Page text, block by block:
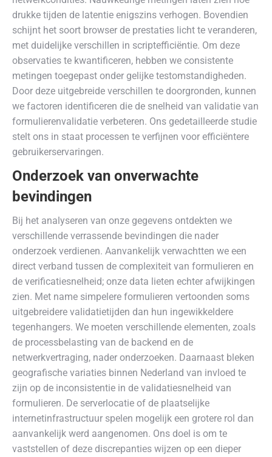
drukke tijden de latentie enigszins verhogen. Bovendien
schijnt het soort browser de prestaties licht te veranderen,
met duidelijke verschillen in scriptefficiëntie. Om deze
observaties te kwantificeren, hebben we consistente
metingen toegepast onder gelijke testomstandigheden.
Door deze uitgebreide verschillen te doorgronden, kunnen
we factoren identificeren die de snelheid van validatie van
formulierenvalidatie verbeteren. Ons gedetailleerde studie
stelt ons in staat processen te verfijnen voor efficiëntere
gebruikerservaringen.
Onderzoek van onverwachte
bevindingen
Bij het analyseren van onze gegevens ontdekten we
verschillende verrassende bevindingen die nader
onderzoek verdienen. Aanvankelijk verwachtten we een
direct verband tussen de complexiteit van formulieren en
de verificatiesnelheid; onze data lieten echter afwijkingen
zien. Met name simpelere formulieren vertoonden soms
uitgebreidere validatietijden dan hun ingewikkeldere
tegenhangers. We moeten verschillende elementen, zoals
de processbelasting van de backend en de
netwerkvertraging, nader onderzoeken. Daarnaast bleken
geografische variaties binnen Nederland van invloed te
zijn op de inconsistentie in de validatiesnelheid van
formulieren. De serverlocatie of de plaatselijke
internetinfrastructuur spelen mogelijk een grotere rol dan
aanvankelijk werd aangenomen. Ons doel is om te
vaststellen of deze discrepanties wijzen op een dieper